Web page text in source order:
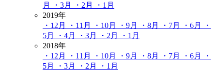
月
・3月 ・2月
・1月
2019年
・12月
・11月 ・10月 ・9月 ・8月 ・7月 ・6月
・
5月
・4月 ・3月 ・2月
・1月
2018年
・12月
・11月 ・10月 ・9月 ・8月 ・7月 ・6月
・
5月
・3月 ・2月
・1月